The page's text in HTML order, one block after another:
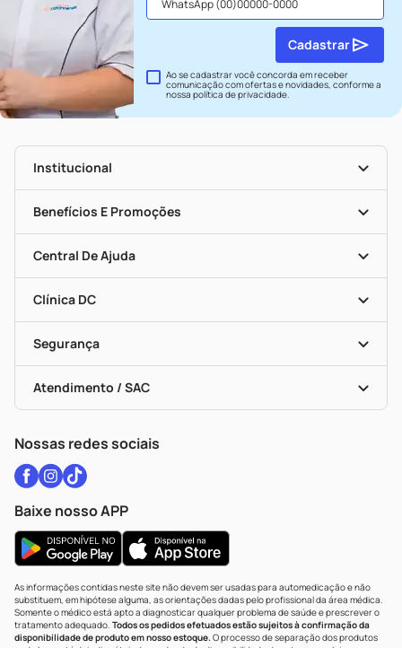
Ao se cadastrar você concorda em receber
comunicação com ofertas e novidades, conforme a
nossapolítica de privacidade.
Cadastrar
Institucional
História
Nossas Lojas
Seja Uma Loja Parceira
Mapa De Categorias
Benefícios E Promoções
Clube DC
Convênios
Programa Popular Do Brasil
Encarte De Ofertas
Dermaclub
Cupons E Ofertas
Black Friday
Central De Ajuda
Entrega
Recompra Programada
Alomed
Formas De Pagamento
Troca E Devolução
Bulas De A A Z
Políticas De Marketplace
Clínica DC
Vacinas
Serviços Farmacêuticos
Testes Rápidos
Autoteste Covid-19
Vacinas
Segurança
Certificado De Segurança
Portal Da Privacidade
Atendimento / SAC
WhatsApp (47) 9202-1687
Nossas redes sociais
Baixe nosso APP
As informações contidas neste site não devem ser usadas para automedicação e não
substituem, em hipótese alguma, as orientações dadas pelo profissional da área médica.
Somente o médico está apto a diagnosticar qualquer problema de saúde e prescrever o
tratamento adequado. Todos os pedidos efetuados estão sujeitos à confirmação da
disponibilidade de produto em nosso estoque.O processo de separação dos produtos